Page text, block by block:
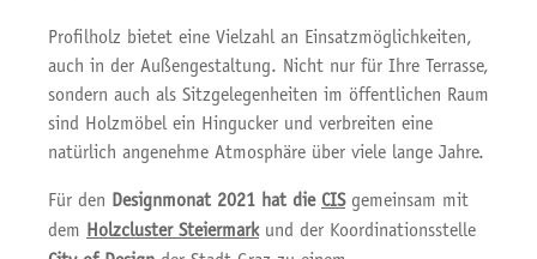
Profilholz bietet eine Vielzahl an Einsatzmöglichkeiten,
auch in der Außengestaltung. Nicht nur für Ihre Terrasse,
sondern auch als Sitzgelegenheiten im öffentlichen Raum
sind Holzmöbel ein Hingucker und verbreiten eine
natürlich angenehme Atmosphäre über viele lange Jahre.
Für den Designmonat 2021 hat die CIS gemeinsam mit
dem Holzcluster Steiermarkund der Koordinationsstelle